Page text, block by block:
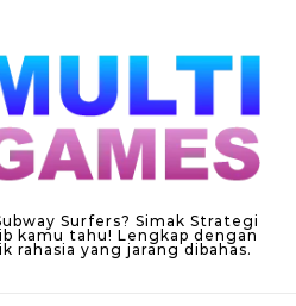
Surfers? Simak Strategi
kamu tahu! Lengkap dengan
yang jarang dibahas.